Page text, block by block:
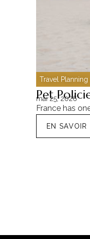
Travel Planning
Pet
mai 25, 2026
France has
EN SAVOIR